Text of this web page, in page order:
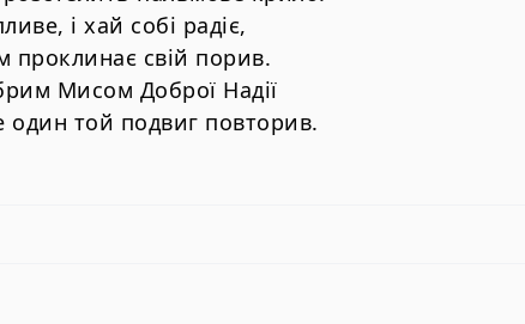
і хай собі радіє,
проклинає свій порив.
Мисом Доброї Надії
один той подвиг повторив.